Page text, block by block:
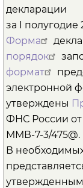
декларации
за I полугодие
Форма
порядок
формат
электронной
утверждены
ФНС России от
ММВ-7-3/475@.
В